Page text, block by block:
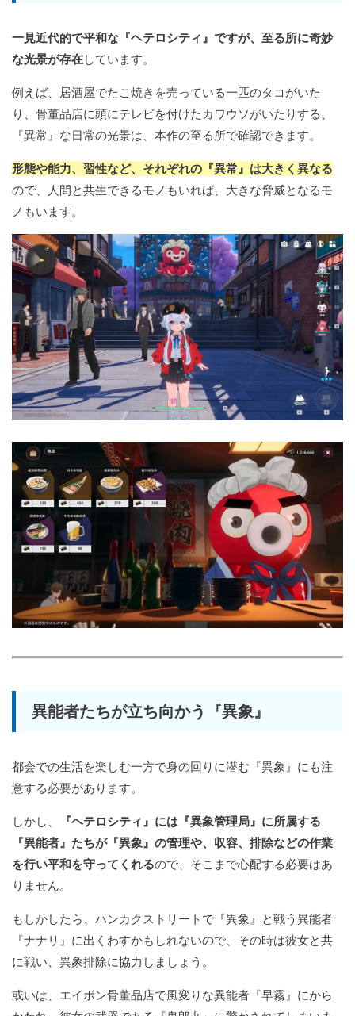
一見近代的で平和な『ヘテロシティ』ですが、至る所に奇妙
な光景が存在しています。
例えば、居酒屋でたこ焼きを売っている一匹のタコがいた
り、骨董品店に頭にテレビを付けたカワウソがいたりする、
『異常』な日常の光景は、本作の至る所で確認できます。
形態や能力、習性など、それぞれの『異常』は大きく異なる
ので、人間と共生できるモノもいれば、大きな脅威となるモ
ノもいます。
異能者たちが立ち向かう『異象』
都会での生活を楽しむ一方で身の回りに潜む『異象』にも注
意する必要があります。
しかし、
『ヘテロシティ』には『異象管理局』に所属する
『異能者』たちが『異象』の管理や、収容、排除などの作業
を行い平和を守ってくれるので、そこまで心配する必要はあ
りません。
もしかしたら、ハンカクストリートで『異象』と戦う異能者
『ナナリ』に出くわすかもしれないので、その時は彼女と共
に戦い、異象排除に協力しましょう。
或いは、エイボン骨董品店で風変りな異能者『早霧』にから